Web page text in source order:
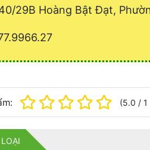
29B Hoàng Bật Đạt,
(5.0 / 1